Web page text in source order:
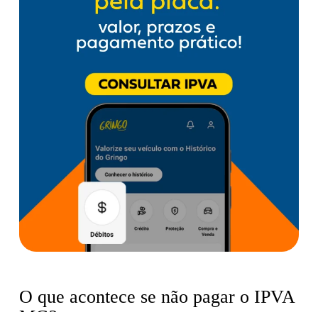
O que acontece se não pagar o IPVA